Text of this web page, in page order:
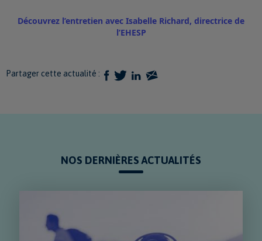
Découvrez l’entretien avec Isabelle Richard, directrice de
l’EHESP
Partager cette actualité :
NOS DERNIÈRES ACTUALITÉS